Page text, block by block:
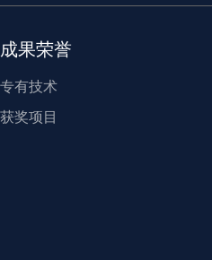
成果荣誉
专有技术
获奖项目